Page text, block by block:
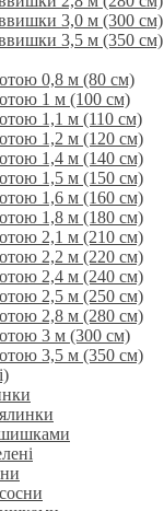
3,0 м (300 см)
3,5 м (350 см)
0,8 м (80 см)
1 м (100 см)
1,1 м (110 см)
1,2 м (120 см)
1,4 м (140 см)
1,5 м (150 см)
1,6 м (160 см)
1,8 м (180 см)
2,1 м (210 см)
2,2 м (220 см)
2,4 м (240 см)
2,5 м (250 см)
2,8 м (280 см)
3 м (300 см)
3,5 м (350 см)